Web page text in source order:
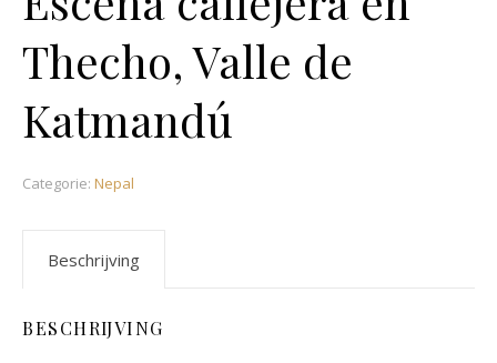
Thecho, Valle de
Katmandú
Categorie: Nepal
Beschrijving
BESCHRIJVING